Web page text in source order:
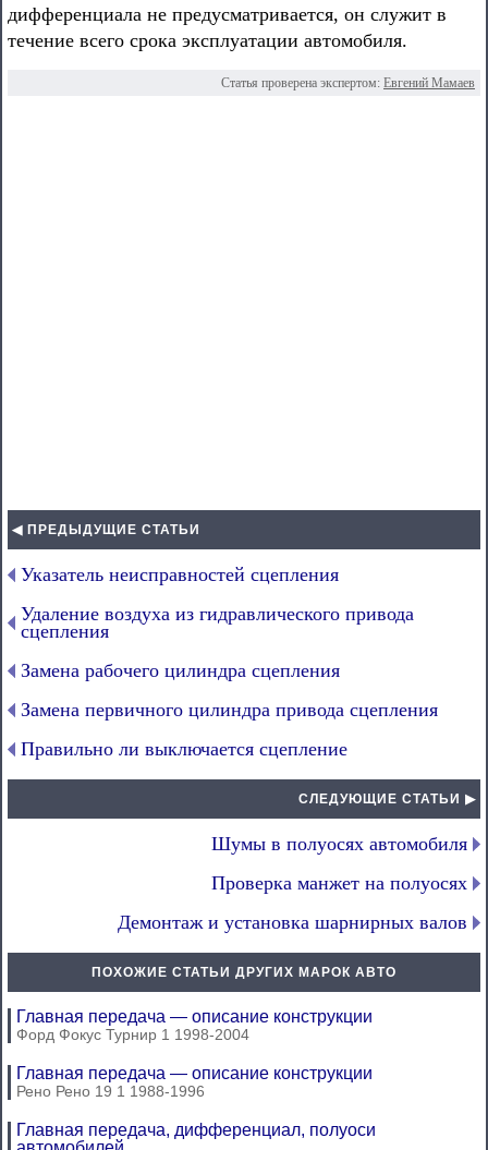
дифференциала не предусматривается, он служит в
течение всего срока эксплуатации автомобиля.
Статья проверена экспертом: Евгений Мамаев
◀ ПРЕДЫДУЩИЕ СТАТЬИ
Указатель неисправностей сцепления
Удаление воздуха из гидравлического привода
сцепления
Замена рабочего цилиндра сцепления
Замена первичного цилиндра привода сцепления
Правильно ли выключается сцепление
СЛЕДУЮЩИЕ СТАТЬИ ▶
Шумы в полуосях автомобиля
Проверка манжет на полуосях
Демонтаж и установка шарнирных валов
ПОХОЖИЕ СТАТЬИ ДРУГИХ МАРОК АВТО
Главная передача — описание конструкции
Форд Фокус Турнир 1 1998-2004
Главная передача — описание конструкции
Рено Рено 19 1 1988-1996
Главная передача, дифференциал, полуоси